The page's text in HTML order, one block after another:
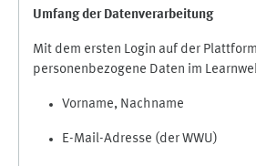
Umfang der Datenverarbeitung
Mit dem ersten Login auf der
personenbezogene Daten im
Vorname, Nachname
E-Mail-Adresse (der WWU)